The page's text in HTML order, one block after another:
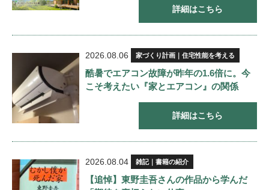
詳細はこちら
2026.08.06 家づくり計画｜住宅性能を考える
酷暑でエアコン故障が昨年の1.6倍に。今
こそ考えたい『家とエアコン』の関係
詳細はこちら
2026.08.04 雑記｜書籍の紹介
【追悼】東野圭吾さんの作品から学んだ